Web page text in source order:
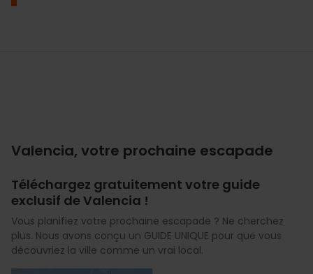
Valencia, votre prochaine escapade
Téléchargez gratuitement votre guide
exclusif de Valencia !
Vous planifiez votre prochaine escapade ? Ne cherchez
plus. Nous avons conçu un GUIDE UNIQUE pour que vous
découvriez la ville comme un vrai local.